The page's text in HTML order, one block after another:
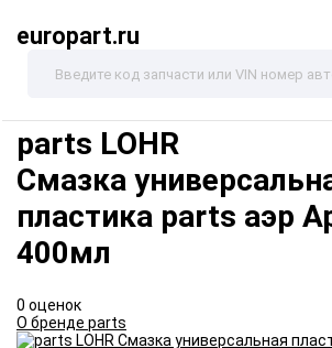
europart.ru
parts LOHR
Смазка
пластика parts аэр
400мл
0 оценок
О бренде parts